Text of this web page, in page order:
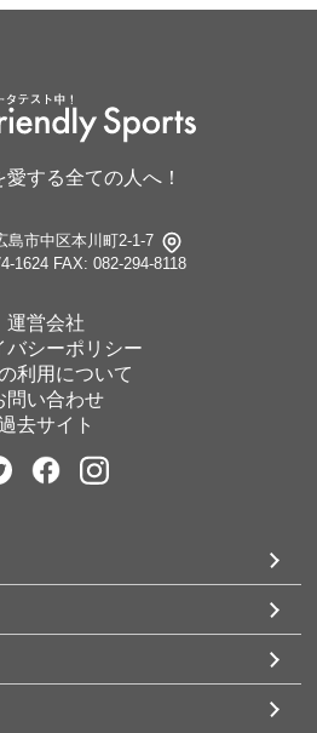
愛する全ての人へ！
島市中区本川町2-1-7
1624 FAX: 082-294-8118
運営会社
バシーポリシー
利用について
問い合わせ
去サイト